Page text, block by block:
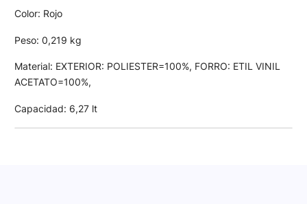
Color: Rojo
Peso: 0,219 kg
Material: EXTERIOR: POLIESTER=100%, FORRO: ETIL VINIL
ACETATO=100%,
Capacidad: 6,27 lt